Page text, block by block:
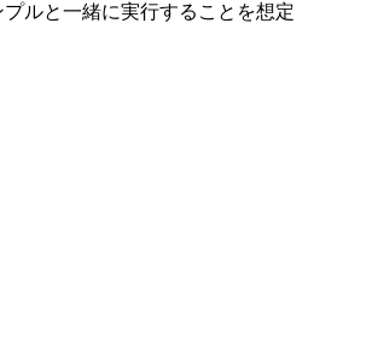
ルと一緒に実行することを想定